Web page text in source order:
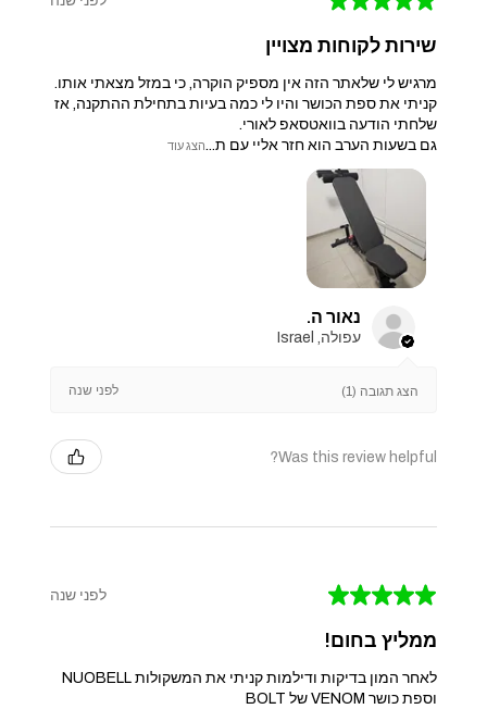
שירות לקוחות מצויין
מרגיש לי שלאתר הזה אין מספיק הוקרה, כי במזל מצאתי אותו.
קניתי את ספת הכושר והיו לי כמה בעיות בתחילת ההתקנה, אז
שלחתי הודעה בוואטסאפ לאורי.
גם בשעות הערב הוא חזר אליי עם ת...הצג עוד
נאור ה.
עפולה, Israel
הצג תגובה (1) לפני שנה
Was this review helpful?
★
★
★
★
★ לפני שנה
ממליץ בחום!
לאחר המון בדיקות ודילמות קניתי את המשקולות NUOBELL
וספת כושר VENOM של BOLT